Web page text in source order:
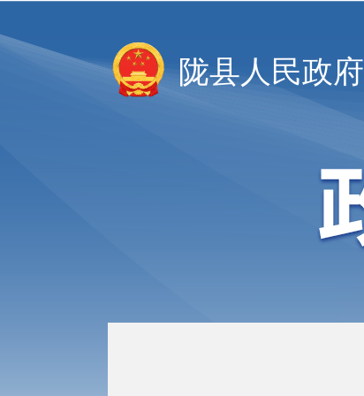
陇县人民政府